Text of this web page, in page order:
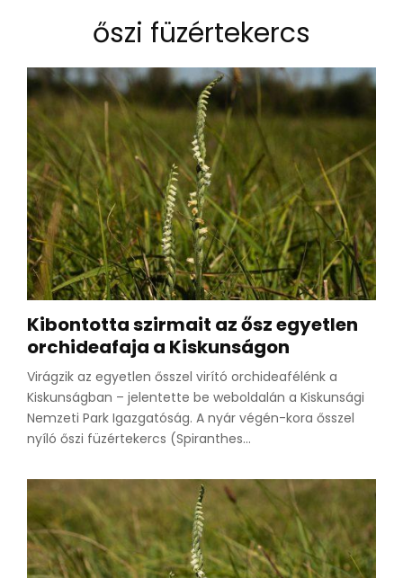
őszi füzértekercs
Kibontotta szirmait az ősz egyetlen
orchideafaja a Kiskunságon
Virágzik az egyetlen ősszel virító orchideafélénk a
Kiskunságban – jelentette be weboldalán a Kiskunsági
Nemzeti Park Igazgatóság. A nyár végén-kora ősszel
nyíló őszi füzértekercs (Spiranthes...